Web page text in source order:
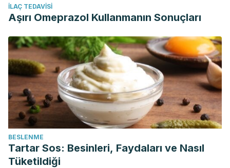
İLAÇ TEDAVISI
Aşırı Omeprazol Kullanmanın Sonuçları
BESLENME
Tartar Sos: Besinleri, Faydaları ve Nasıl
Tüketildiği